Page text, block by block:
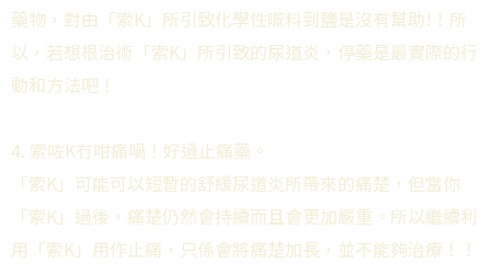
藥物，對由「索K」所引致化學性嘅料到鹽是沒有幫助!！所
以，若想根治術「索K」所引致的尿道炎，停藥是最實際的行
動和方法吧！
4. 索咗K冇咁痛喎！好過止痛藥。
「索K」可能可以短暫的舒緩尿道炎所帶來的痛楚，但當你
「索K」過後，痛楚仍然會持續而且會更加嚴重。所以繼續利
用「索K」用作止痛，只係會將痛楚加長，並不能夠治療！！